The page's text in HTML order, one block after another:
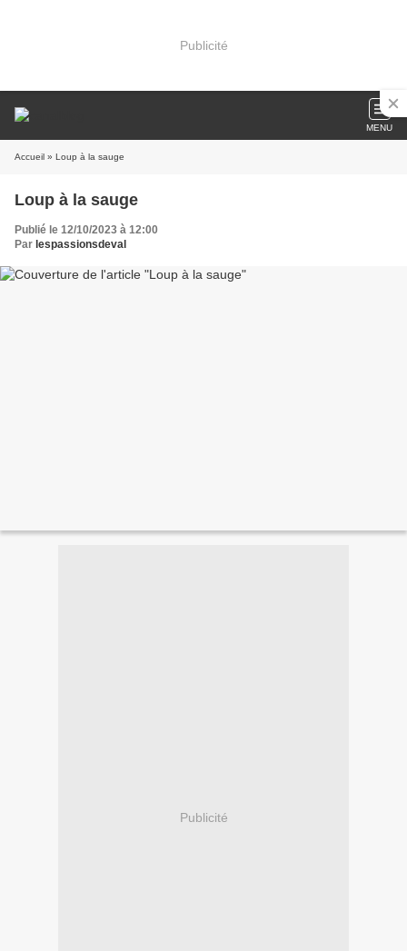
Publicité
MENU
Accueil » Loup à la sauge
Loup à la sauge
Publié le 12/10/2023 à 12:00
Par lespassionsdeval
Publicité